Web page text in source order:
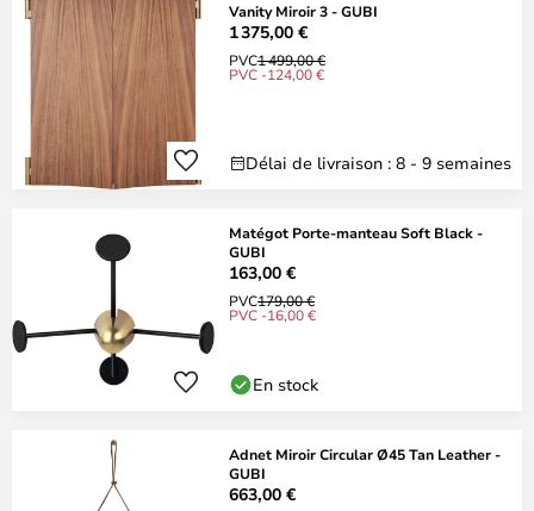
Vanity Miroir 3 - GUBI
1 375,00 €
PVC1 499,00 €
PVC -124,00 €
Délai de livraison : 8 - 9 semaines
Matégot Porte-manteau Soft Black -
GUBI
163,00 €
PVC179,00 €
PVC -16,00 €
En stock
Adnet Miroir Circular Ø45 Tan Leather -
GUBI
663,00 €